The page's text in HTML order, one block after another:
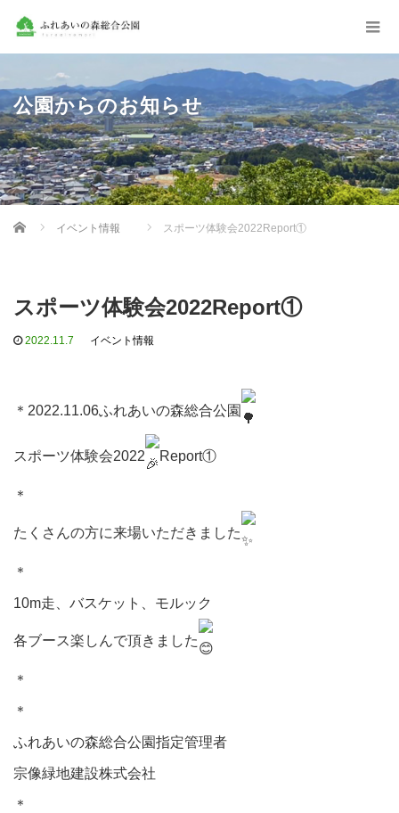
公園からのお知らせ
Home イベント情報 スポーツ体験会2022Report①⁡
スポーツ体験会2022Report①⁡
2022.11.7 イベント情報
＊⁡2022.11.06ふれあいの森総合公園
スポーツ体験会2022 Report①⁡
＊⁡
たくさんの方に来場いただきました
＊⁡
10m走、バスケット、モルック⁡
各ブース楽しんで頂きました
＊⁡
＊⁡
ふれあいの森総合公園指定管理者⁡⁡
宗像緑地建設株式会社⁡⁡
＊⁡⁡